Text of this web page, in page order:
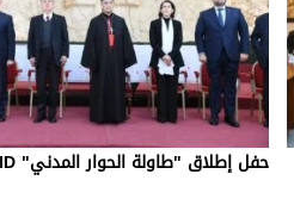
حفل إطلاق "طاولة الحوار المدني" CSID